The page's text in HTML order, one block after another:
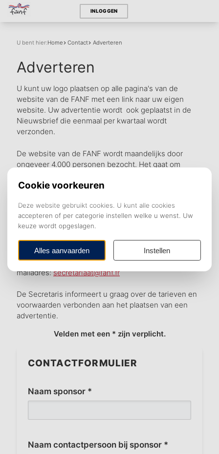
INLOGGEN
U bent hier:Home Contact Adverteren
Adverteren
U kunt uw logo plaatsen op alle pagina's van de
website van de FANF met een link naar uw eigen
website. Uw advertentie wordt ook geplaatst in de
Nieuwsbrief die eenmaal per kwartaal wordt
verzonden.
De website van de FANF wordt maandelijks door
ongeveer 4.000 personen bezocht. Het gaat om
die de FANF op haar website biedt en/of contact
Indien u door het plaatsen van een advertentie uw
activiteiten onder de aandacht van de bezoekers van
de FANF-website wilt brengen en het werk van de
FANF wilt steunen, kunt u het contactformulier
hieronder invullen of contact opnemen via e-
mailadres:secretariaat@fanf.fr
De Secretaris informeert u graag over de tarieven en
voorwaarden verbonden aan het plaatsen van een
advertentie.
Velden met een * zijn verplicht.
CONTACTFORMULIER
Naam sponsor *
Naam contactpersoon bij sponsor *